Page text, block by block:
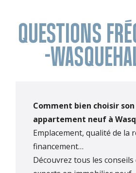
QUESTIONS
-
Comment bien choisir son
appartement neuf à
Emplacement, qualité de la
financement…
Découvrez tous les conseils